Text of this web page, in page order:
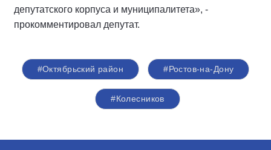
депутатского корпуса и муниципалитета», -
прокомментировал депутат.
#Октябрьский район #Ростов-на-Дону
#Колесников